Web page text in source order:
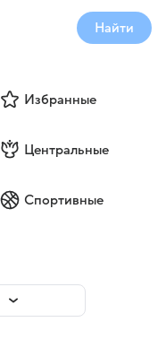
Найти
Избранные
Центральные
Спортивные